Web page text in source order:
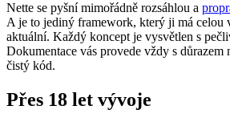
Nette se pyšní mimořádně rozsáhlou a
A je to jediný framework, který ji má celou
aktuální. Každý koncept je vysvětlen s
Dokumentace vás provede vždy s důrazem
čistý kód.
Přes 18 let vývoje